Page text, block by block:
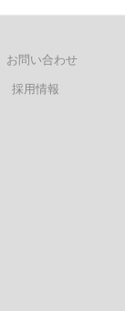
お問い合わせ
採用情報